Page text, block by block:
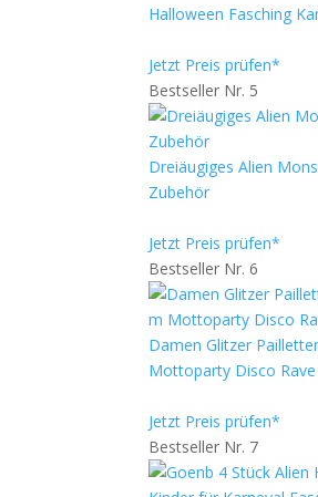
Halloween Fasching
Jetzt Preis prüfen*
Bestseller Nr. 5
Dreiäugiges Alien
Zubehör
Jetzt Preis prüfen*
Bestseller Nr. 6
Damen Glitzer
Mottoparty Disco
Jetzt Preis prüfen*
Bestseller Nr. 7